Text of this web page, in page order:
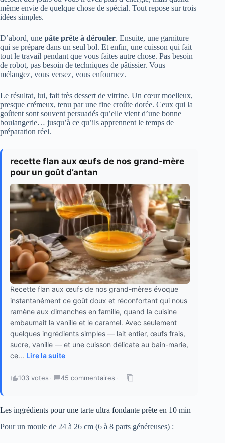
même envie de quelque chose de spécial. Tout repose sur trois
idées simples.
D’abord, une pâte prête à dérouler. Ensuite, une garniture
qui se prépare dans un seul bol. Et enfin, une cuisson qui fait
tout le travail pendant que vous faites autre chose. Pas besoin
de robot, pas besoin de techniques de pâtissier. Vous
mélangez, vous versez, vous enfournez.
Le résultat, lui, fait très dessert de vitrine. Un cœur moelleux,
presque crémeux, tenu par une fine croûte dorée. Ceux qui la
goûtent sont souvent persuadés qu’elle vient d’une bonne
boulangerie… jusqu’à ce qu’ils apprennent le temps de
préparation réel.
recette flan aux œufs de nos grand-mère
pour un goût d’antan
Recette flan aux œufs de nos grand-mères évoque
instantanément ce goût doux et réconfortant qui nous
ramène aux dimanches en famille, quand la cuisine
embaumait la vanille et le caramel. Avec seulement
quelques ingrédients simples — lait entier, œufs frais,
sucre, vanille — et une cuisson délicate au bain-marie,
ce... Lire la suite
103 votes · 45 commentaires ·
Les ingrédients pour une tarte ultra fondante prête en 10 min
Pour un moule de 24 à 26 cm (6 à 8 parts généreuses) :